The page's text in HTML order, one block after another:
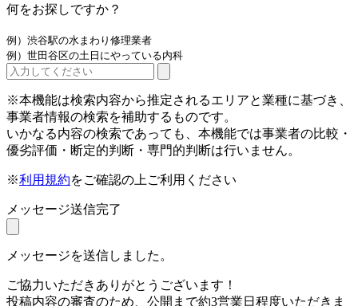
何をお探しですか？
例）渋谷駅の水まわり修理業者
例）世田谷区の土日にやっている内科
※本機能は検索内容から推定されるエリアと業種に基づき、
事業者情報の検索を補助するものです。
いかなる内容の検索であっても、本機能では事業者の比較・
優劣評価・断定的判断・専門的判断は行いません。
※利用規約をご確認の上ご利用ください
メッセージ送信完了
メッセージを送信しました。
ご協力いただきありがとうございます！
投稿内容の審査のため、公開まで約3営業日程度いただきま